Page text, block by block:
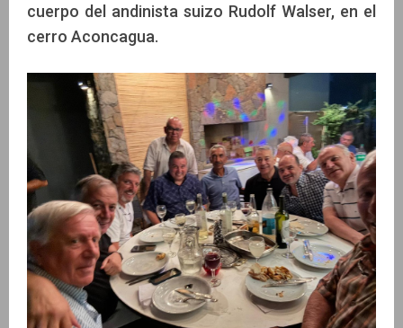
cuerpo del andinista suizo Rudolf Walser, en el
cerro Aconcagua.